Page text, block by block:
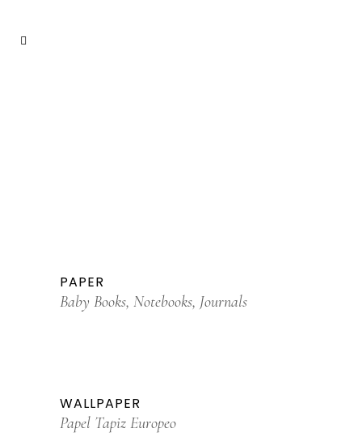
PAPER
Baby Books, Notebooks, Journals
WALLPAPER
Papel Tapiz Europeo